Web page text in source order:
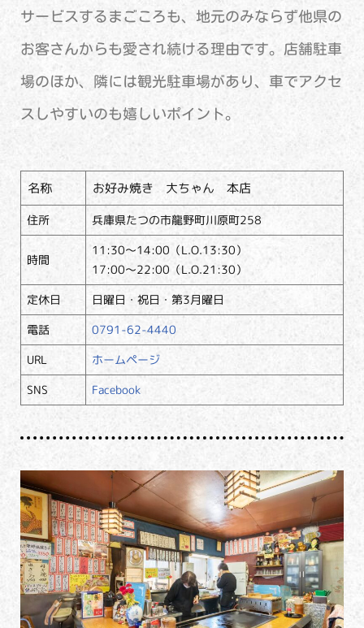
サービスするまごころも、地元のみならず他県の
お客さんからも愛され続ける理由です。店舗駐車
場のほか、隣には観光駐車場があり、車でアクセ
スしやすいのも嬉しいポイント。
名称 お好み焼き 大ちゃん 本店
住所 兵庫県たつの市龍野町川原町258
時間
11:30～14:00（L.O.13:30）
17:00～22:00（L.O.21:30）
定休日
日曜日・祝日・第3月曜日
電話
0791-62-4440
URL
ホームページ
SNS
Facebook